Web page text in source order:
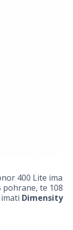
400 Lite ima
pohrane, te 108
Dimensity